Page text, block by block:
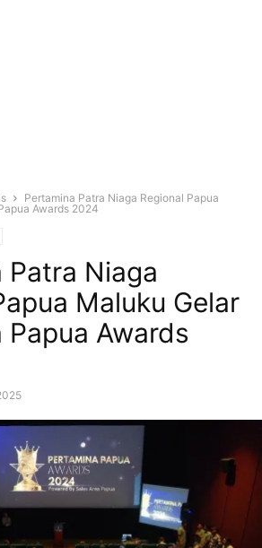
Pertamina Patra Niaga Regional Papua
Awards 2024
Patra Niaga
Maluku Gelar
Awards